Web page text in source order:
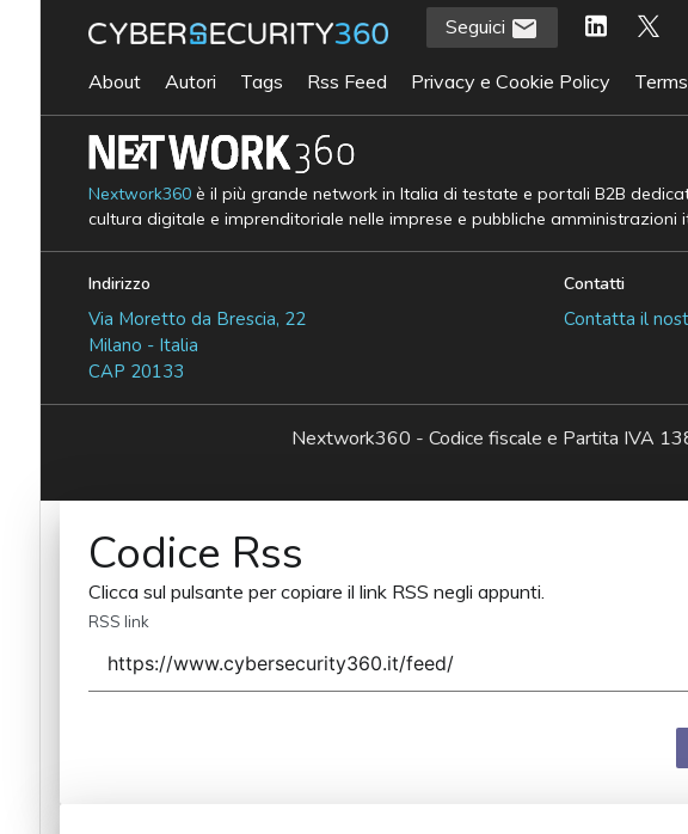
Seguici
About Autori Tags Rss Feed Privacy e Cookie Policy
Nextwork360è il più grande network in Italia di testate e portali B2B
cultura digitale e imprenditoriale nelle imprese e pubbliche amministrazioni
Indirizzo
Via Moretto da Brescia, 22
Milano - Italia
CAP 20133
Contatti
Contatta il
Nextwork360 - Codice fiscale e Partita IVA
Codice Rss
Clicca sul pulsante per copiare il link RSS negli appunti.
RSS link